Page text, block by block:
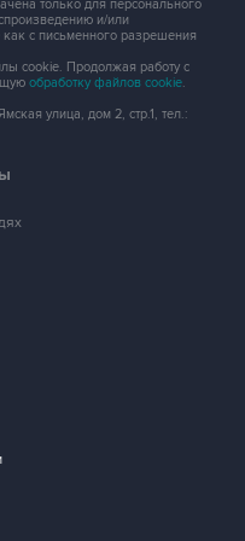
только для персонального
и/или
с письменного разрешения
cookie. Продолжая работу с
обработку файлов cookie.
улица, дом 2, стр.1, тел.: